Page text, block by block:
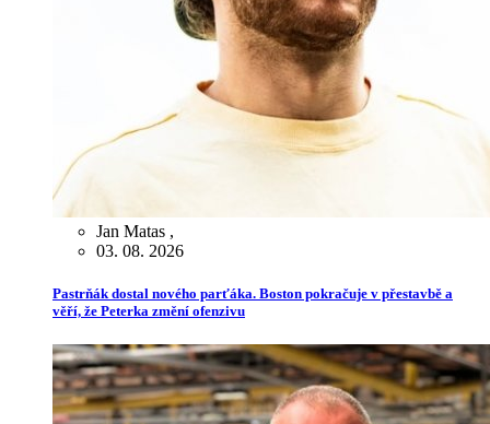
Jan Matas ,
03. 08. 2026
Pastrňák dostal nového parťáka. Boston pokračuje v přestavbě a
věří, že Peterka změní ofenzivu